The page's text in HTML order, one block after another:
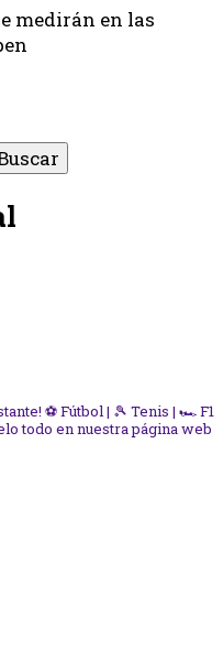
⚽ Fútbol | 🎾 Tenis | 🏎️ F1
todo en nuestra página web